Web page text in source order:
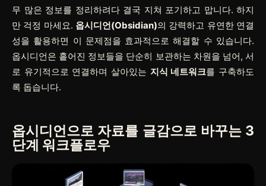
무 많은 정보를 정리하려다 결국 지쳐 포기하고 맙니다. 하지
만 걱정 마세요. 옵시디언(Obsidian)의 강력하고 유연한 연결
성을 활용하면 이 문제점을 효과적으로 해결할 수 있습니다.
옵시디언은 흩어진 정보들을 단순히 보관하는 차원을 넘어, 서
로 유기적으로 연결하며 살아있는 지식 네트워크를 구축하도
록 돕습니다.
옵시디언으로 자료를 글감으로 바꾸는 3
단계 워크플로우